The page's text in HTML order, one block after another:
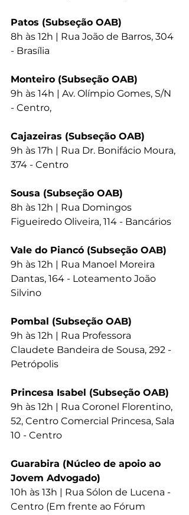
Patos (Subseção OAB)
8h às 12h | Rua João de Barros, 304
- Brasília
Monteiro (Subseção OAB)
9h às 14h | Av. Olímpio Gomes, S/N
- Centro,
Cajazeiras (Subseção OAB)
9h às 17h | Rua Dr. Bonifácio Moura,
374 - Centro
Sousa (Subseção OAB)
8h às 12h | Rua Domingos
Figueiredo Oliveira, 114 - Bancários
Vale do Piancó (Subseção OAB)
9h às 12h | Rua Manoel Moreira
Dantas, 164 - Loteamento João
Silvino
Pombal (Subseção OAB)
9h às 12h | Rua Professora
Claudete Bandeira de Sousa, 292 -
Petrópolis
Princesa Isabel (Subseção OAB)
9h às 12h | Rua Coronel Florentino,
52, Centro Comercial Princesa, Sala
10 - Centro
Guarabira (Núcleo de apoio ao
Jovem Advogado)
10h às 13h | Rua Sólon de Lucena -
Centro (Em frente ao Fórum